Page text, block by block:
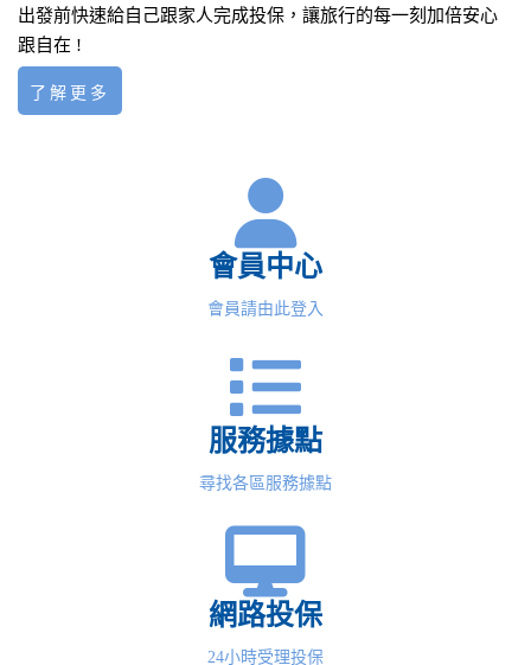
出發前快速給自己跟家人完成投保，讓旅行的每一刻加倍安心
跟自在 !
了解更多
會員中心
會員請由此登入
服務據點
尋找各區服務據點
網路投保
24小時受理投保